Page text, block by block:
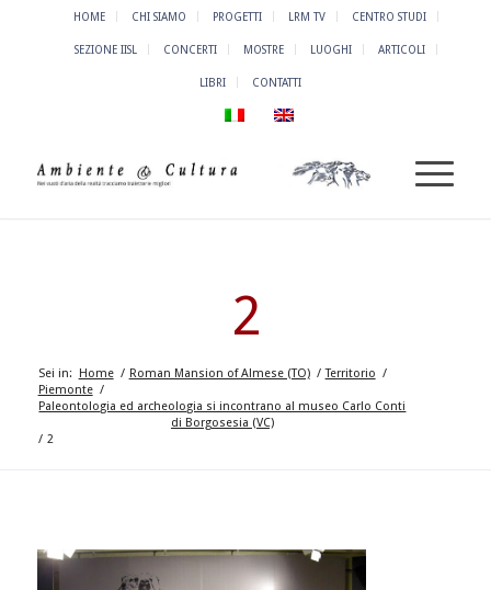
HOME CHI SIAMO PROGETTI LRM TV CENTRO STUDI
SEZIONE IISL CONCERTI MOSTRE LUOGHI ARTICOLI
LIBRI CONTATTI
2
Sei in: Home / Roman Mansion of Almese (TO) / Territorio /
Piemonte /
Paleontologia ed archeologia si incontrano al museo Carlo Conti
di Borgosesia (VC)
/ 2